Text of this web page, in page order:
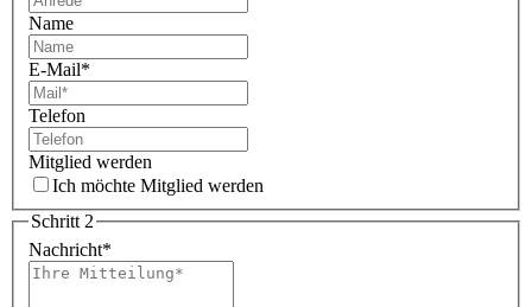
Name
E-Mail*
Telefon
Mitglied werden
Ich möchte Mitglied werden
Schritt 2
Nachricht*